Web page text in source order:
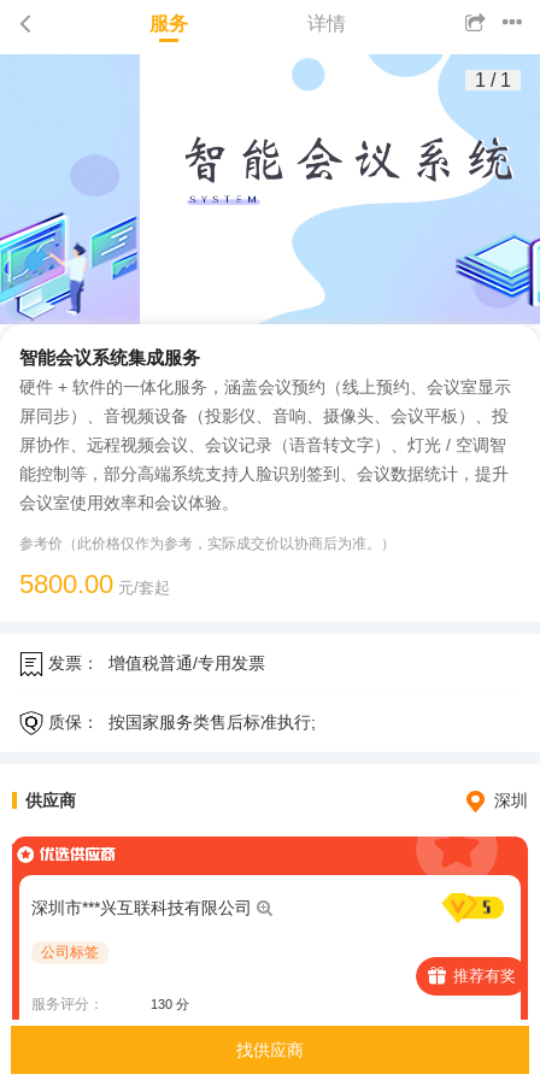
服务 详情
1 / 1
智能会议系统集成服务
硬件 + 软件的一体化服务，涵盖会议预约（线上预约、会议室显示
屏同步）、音视频设备（投影仪、音响、摄像头、会议平板）、投
屏协作、远程视频会议、会议记录（语音转文字）、灯光 / 空调智
能控制等，部分高端系统支持人脸识别签到、会议数据统计，提升
会议室使用效率和会议体验。
参考价（此价格仅作为参考，实际成交价以协商后为准。）
5800.00 元/套起
发票： 增值税普通/专用发票
质保： 按国家服务类售后标准执行;
供应商 深圳
深圳市***兴互联科技有限公司
公司标签
服务评分： 130 分
暂未上传资质文件
案例信息： 暂未上传案例项目
推荐有奖
找供应商